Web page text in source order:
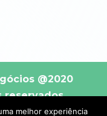
@2020
reservados.
melhor experiência